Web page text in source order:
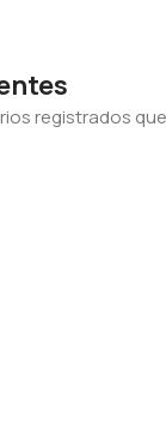
registrados